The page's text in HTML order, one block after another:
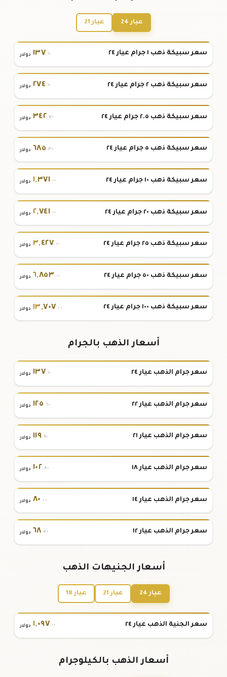
عيار 24 عيار 21
سعر سبيكة ذهب ١ جرام عيار ٢٤ ١٣٧.١٠ دولار
سعر سبيكة ذهب ٢ جرام عيار ٢٤ ٢٧٤.١٠ دولار
سعر سبيكة ذهب ٢.٥ جرام عيار ٢٤ ٣٤٢.٧٠ دولار
سعر سبيكة ذهب ٥ جرام عيار ٢٤ ٦٨٥.٣٠ دولار
سعر سبيكة ذهب ١٠ جرام عيار ٢٤ ١,٣٧١.٠٠ دولار
سعر سبيكة ذهب ٢٠ جرام عيار ٢٤ ٢,٧٤١.٠٠ دولار
سعر سبيكة ذهب ٢٥ جرام عيار ٢٤ ٣,٤٢٧.٠٠ دولار
سعر سبيكة ذهب ٥٠ جرام عيار ٢٤ ٦,٨٥٣.٠٠ دولار
سعر سبيكة ذهب ١٠٠ جرام عيار ٢٤ ١٣,٧٠٧.٠٠ دولار
أسعار الذهب بالجرام
سعر جرام الذهب عيار ٢٤ ١٣٧.١٠ دولار
سعر جرام الذهب عيار ٢٢ ١٢٥.٦٠ دولار
سعر جرام الذهب عيار ٢١ ١١٩.٩٠ دولار
سعر جرام الذهب عيار ١٨ ١٠٢.٨٠ دولار
سعر جرام الذهب عيار ١٤ ٨٠ .٠٠ دولار
سعر جرام الذهب عيار ١٢ ٦٨.٥٠ دولار
أسعار الجنيهات الذهب
عيار 24 عيار 21 عيار 18
سعر الجنية الذهب عيار ٢٤ ١,٠٩٧.٠٠ دولار
أسعار الذهب بالكيلوجرام